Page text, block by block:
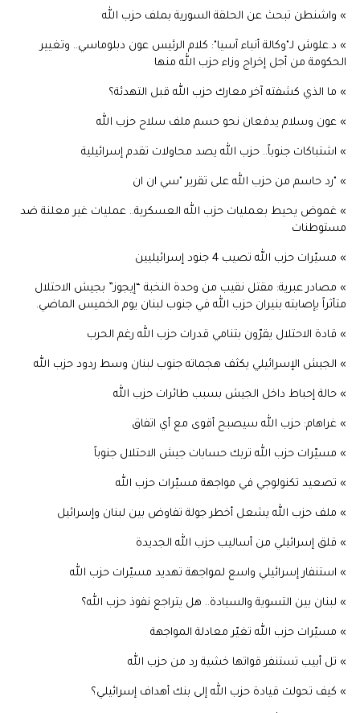
» واشنطن تبحث عن الحلقة السورية بملف حزب الله
» د.علوش لـ"وكالة أنباء آسيا": كلام الرئيس عون دبلوماسي.. وتغيير
الحكومة من أجل إخراج وزاء حزب الله منها
» ما الذي كشفته آخر معارك حزب الله قبل التهدئة؟
» عون وسلام يدفعان نحو حسم ملف سلاح حزب الله
» اشتباكات جنوباً.. حزب الله يصد محاولات تقدم إسرائيلية
» "رد حاسم من حزب الله على تقرير "سي ان ان
» غموض يحيط بعمليات حزب الله العسكرية.. عمليات غير معلنة ضد
مستوطنات
» مسيّرات حزب الله تصيب 4 جنود إسرائيليين
» مصادر عبرية: مقتل نقيب من وحدة النخبة “إيجوز” بجيش الاحتلال
متأثراً بإصابته بنيران حزب الله في جنوب لبنان يوم الخميس الماضي.
» قادة الاحتلال يقرّون بتنامي قدرات حزب الله رغم الحرب
» الجيش الإسرائيلي يكثف هجماته جنوب لبنان وسط ردود حزب الله
» حالة إحباط داخل الجيش بسبب طائرات حزب الله
» غراهام: حزب الله سيصبح أقوى مع أي اتفاق
» مسيّرات حزب الله تربك حسابات جيش الاحتلال جنوباً
» تصعيد تكنولوجي في مواجهة مسيّرات حزب الله
» ملف حزب الله يشعل أخطر جولة تفاوض بين لبنان وإسرائيل
» قلق إسرائيلي من أساليب حزب الله الجديدة
» استنفار إسرائيلي واسع لمواجهة تهديد مسيّرات حزب الله
» لبنان بين التسوية والسيادة.. هل يتراجع نفوذ حزب الله؟
» مسيّرات حزب الله تغيّر معادلة المواجهة
» تل أبيب تستنفر قواتها خشية رد من حزب الله
» كيف تحولت قيادة حزب الله إلى بنك أهداف إسرائيلي؟